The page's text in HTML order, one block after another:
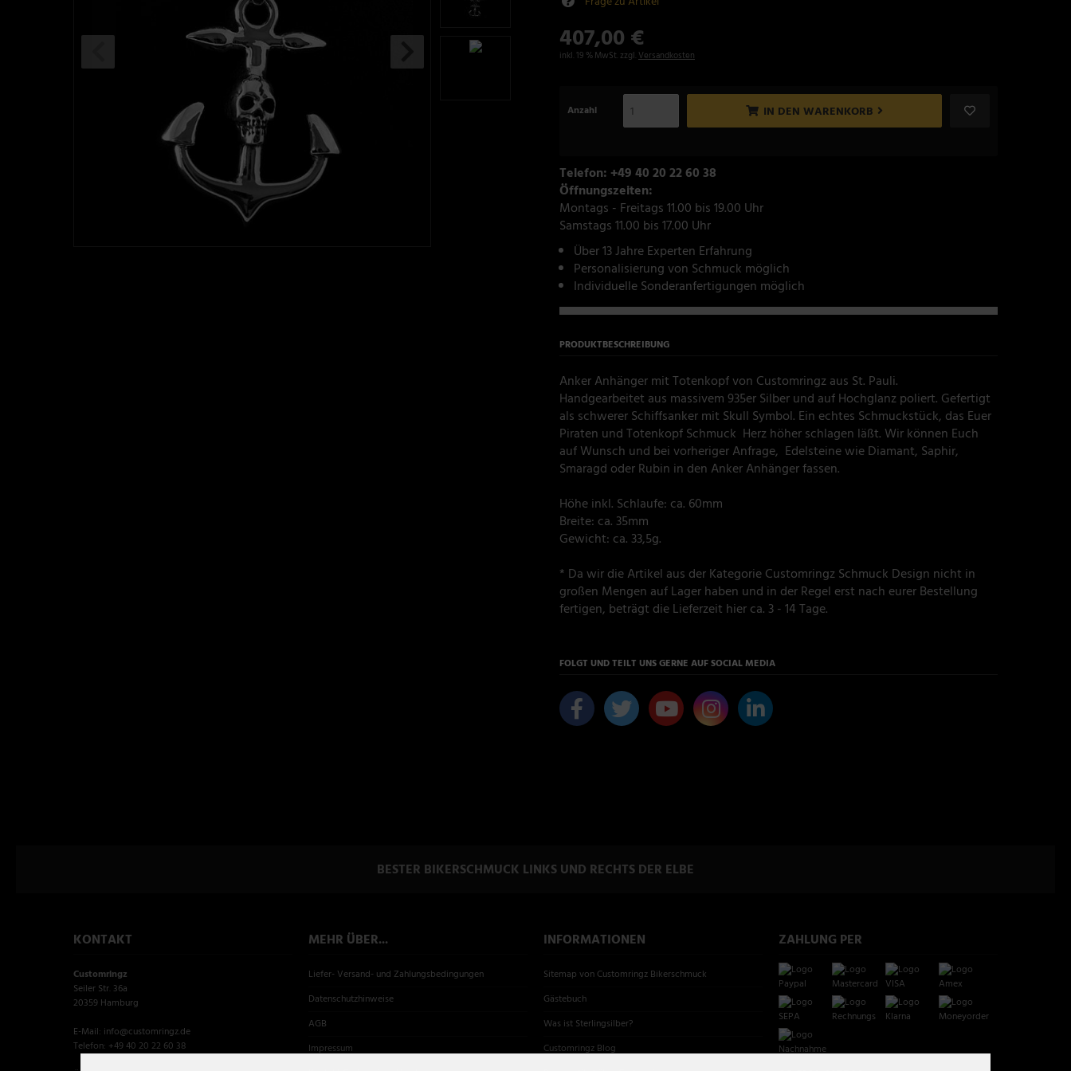
407,00 €
inkl. 19 % MwSt. zzgl. Versandkosten
Anzahl IN DEN WARENKORB
Telefon: +49 40 20 22 60 38
Öffnungszeiten:
Montags - Freitags 11.00 bis 19.00 Uhr
Samstags 11.00 bis 17.00 Uhr
Über 13 Jahre Experten Erfahrung
Personalisierung von Schmuck möglich
Individuelle Sonderanfertigungen möglich
PRODUKTBESCHREIBUNG
Anker Anhänger mit Totenkopf von Customringz aus St. Pauli.
Handgearbeitet aus massivem 935er Silber und auf Hochglanz poliert. Gefertigt
als schwerer Schiffsanker mit Skull Symbol. Ein echtes Schmuckstück, das Euer
Piraten und Totenkopf Schmuck Herz höher schlagen läßt. Wir können Euch
auf Wunsch und bei vorheriger Anfrage, Edelsteine wie Diamant, Saphir,
Smaragd oder Rubin in den Anker Anhänger fassen.
Höhe inkl. Schlaufe: ca. 60mm
Breite: ca. 35mm
Gewicht: ca. 33,5g.
* Da wir die Artikel aus der Kategorie Customringz Schmuck Design nicht in
großen Mengen auf Lager haben und in der Regel erst nach eurer Bestellung
fertigen, beträgt die Lieferzeit hier ca. 3 - 14 Tage.
FOLGT UND TEILT UNS GERNE AUF SOCIAL MEDIA
BESTER BIKERSCHMUCK LINKS UND RECHTS DER ELBE
KONTAKT
Customringz
Seiler Str. 36a
20359 Hamburg
E-Mail: info@customringz.de
Telefon: +49 40 20 22 60 38
MEHR ÜBER...
Liefer- Versand- und Zahlungsbedingungen
Datenschutzhinweise
AGB
Impressum
INFORMATIONEN
Sitemap von Customringz Bikerschmuck
Gästebuch
Was ist Sterlingsilber?
Customringz Blog
ZAHLUNG PER